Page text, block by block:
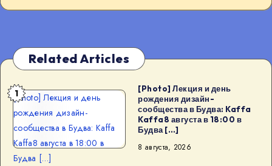
Related Articles
[Photo] Лекция и день
рождения дизайн-
сообщества в Будва: Kaffa
Kaffa8 августа в 18:00 в
Будва […]
1
[Photo] Лекция и день
рождения дизайн-
сообщества в Будва: Kaffa
Kaffa8 августа в 18:00 в
Будва […]
8 августа, 2026